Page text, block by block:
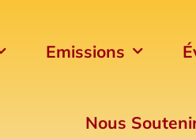
Emissions
Nous